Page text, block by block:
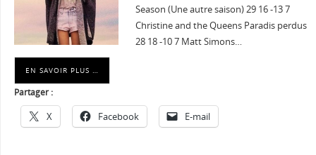
Season (Une autre saison) 29 16 -13 7
Christine and the Queens Paradis perdus
28 18 -10 7 Matt Simons…
EN SAVOIR PLUS …
Partager :
X Facebook E-mail